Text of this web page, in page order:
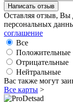
Оставляя отзыв, Вы
персональных
соглашение
Все
Положительные
Отрицательные
Нейтральные
Вас также могут
Все карты >